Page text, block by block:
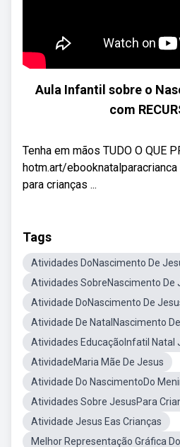
Aula Infantil sobre o
com
Tenha em mãos TUDO O QUE
hotm.art/
para crianças ...
Tags
Atividades DoNascimento De
Atividades SobreNascimento De
Atividade DoNascimento De
Atividade De NatalNascimento
Atividades EducaçãoInfatil Natal
AtividadeMaria Mãe De Jesus
Atividade Do NascimentoDo
Atividades Sobre JesusPara
Atividade Jesus Eas Crianças
Melhor Representação Gráfica